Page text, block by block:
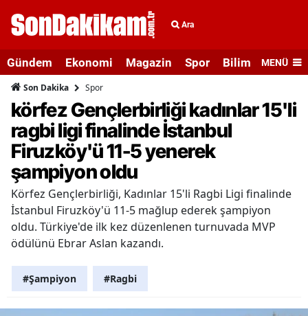
Ara
Gündem Ekonomi Magazin Spor Bilim veMENÜ
Son Dakika Spor
körfez Gençlerbirliği kadınlar 15'li
ragbi ligi finalinde İstanbul
Firuzköy'ü 11-5 yenerek
şampiyon oldu
Körfez Gençlerbirliği, Kadınlar 15'li Ragbi Ligi finalinde
İstanbul Firuzköy'ü 11-5 mağlup ederek şampiyon
oldu. Türkiye'de ilk kez düzenlenen turnuvada MVP
ödülünü Ebrar Aslan kazandı.
#Şampiyon #Ragbi